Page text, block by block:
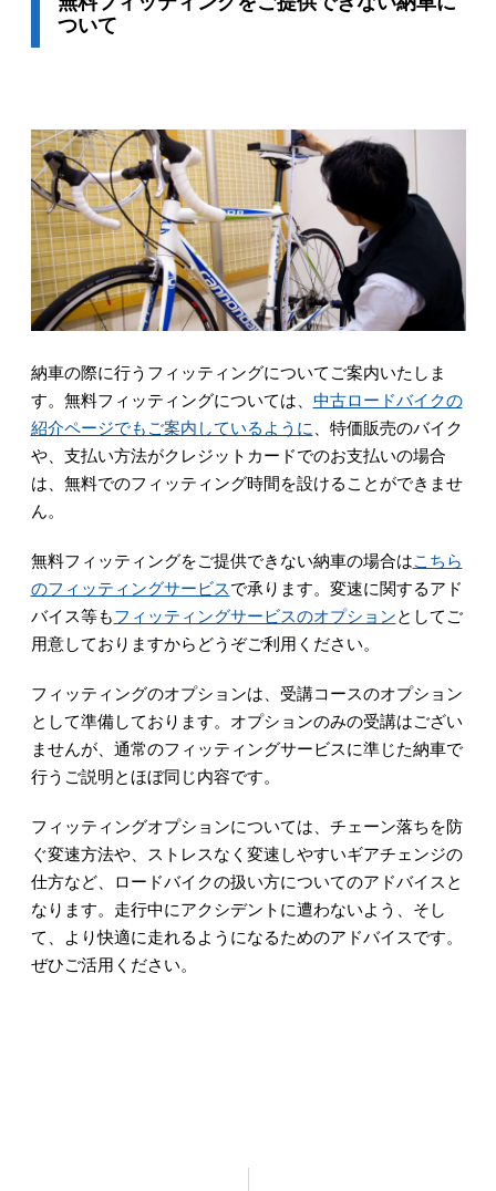
ついて
納車の際に行うフィッティングについてご案内いたしま
す。無料フィッティングについては、 中古ロードバイクの
紹介ページでもご案内しているように 、特価販売のバイク
や、支払い方法がクレジットカードでのお支払いの場合
は、無料でのフィッティング時間を設けることができませ
ん。
無料フィッティングをご提供できない納車の場合はこちら
のフィッティングサービスで承ります。変速に関するアド
バイス等もフィッティングサービスのオプションとしてご
用意しておりますからどうぞご利用ください。
フィッティングのオプションは、受講コースのオプション
として準備しております。オプションのみの受講はござい
ませんが、通常のフィッティングサービスに準じた納車で
行うご説明とほぼ同じ内容です。
フィッティングオプションについては、チェーン落ちを防
ぐ変速方法や、ストレスなく変速しやすいギアチェンジの
仕方など、ロードバイクの扱い方についてのアドバイスと
なります。走行中にアクシデントに遭わないよう、そし
て、より快適に走れるようになるためのアドバイスです。
ぜひご活用ください。